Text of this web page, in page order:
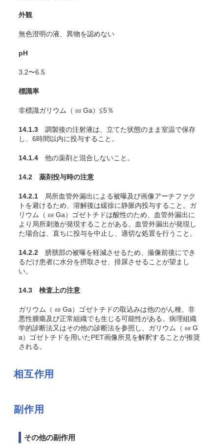
外観
無色澄明の液、異物を認めない
pH
3.2〜6.5
標識率
非標識ガリウム（ 68 Ga）≦5％
14.1.3 調製後の注射液は、立てた状態のまま室温で保存
し、6時間以内に投与すること。
14.1.4 他の薬剤と混合しないこと。
14.2 薬剤投与時の注意
14.2.1 局所血管外漏出による被曝及び画像アーチファク
トを避けるため、溶解後は緩徐に静脈内投与すること。ガ
リウム（ 68 Ga）ゴゼトチドは酸性のため、血管外漏出に
より局所刺激が発現することがある。血管外漏出が発現し
た場合は、直ちに投与を中止し、適切な処置を行うこと。
14.2.2 膀胱部の被曝を軽減させるため、撮像前後にでき
るだけ患者に水分を摂取させ、排尿させることが望まし
い。
14.3 検査上の注意
ガリウム（ 68 Ga）ゴゼトチドの取込みは他のがん種、非
悪性腫瘍及び正常組織でも生じる可能性がある。病理組織
学的診断法又はその他の診断法を参照し、ガリウム（ 68 G
a）ゴゼトチドを用いたPET画像所見を解釈することが推奨
される。
相互作用
副作用
その他の副作用